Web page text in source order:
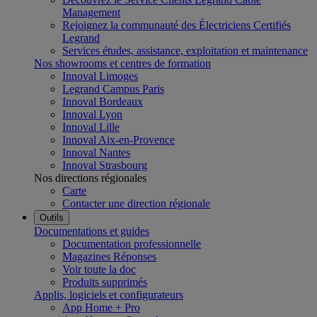
Management
Rejoignez la communauté des Électriciens Certifiés
Legrand
Services études, assistance, exploitation et maintenance
Nos showrooms et centres de formation
Innoval Limoges
Legrand Campus Paris
Innoval Bordeaux
Innoval Lyon
Innoval Lille
Innoval Aix-en-Provence
Innoval Nantes
Innoval Strasbourg
Nos directions régionales
Carte
Contacter une direction régionale
Outils
Documentations et guides
Documentation professionnelle
Magazines Réponses
Voir toute la doc
Produits supprimés
Applis, logiciels et configurateurs
App Home + Pro